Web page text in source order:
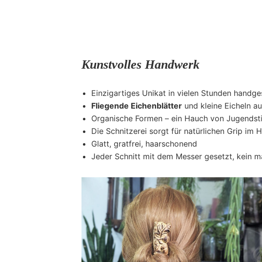
Kunstvolles Handwerk
Einzigartiges Unikat in vielen Stunden
Fliegende Eichenblätter und kleine Eicheln
Organische Formen – ein Hauch von
Die Schnitzerei sorgt für natürlichen Grip im
Glatt, gratfrei, haarschonend
Jeder Schnitt mit dem Messer gesetzt, kein